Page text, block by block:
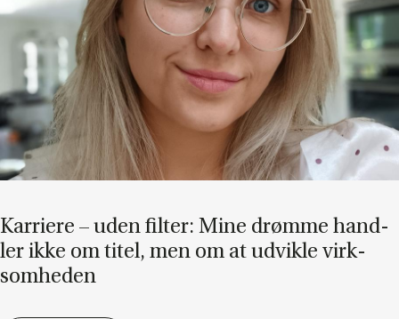
Kar­ri­e­re – uden fil­ter: Mine drøm­me hand­
ler ikke om ti­tel, men om at ud­vik­le virk­
som­he­den